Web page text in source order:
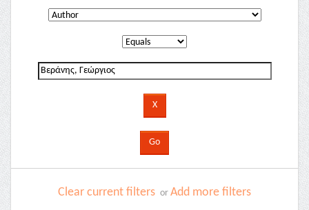
Clear current filters or Add more filters